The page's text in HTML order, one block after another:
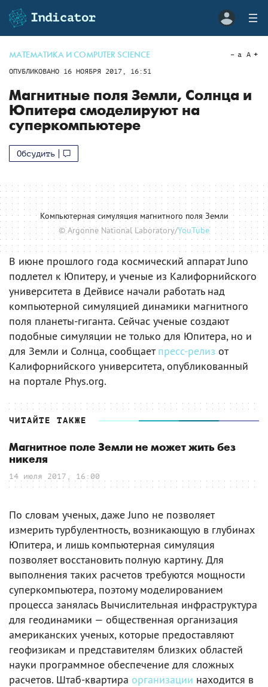
МАТЕМАТИКА И COMPUTER SCIENCE
ОПУБЛИКОВАНО 16 НОЯБРЯ 2017, 16:51
a A
Магнитные поля Земли, Солнца и
Юпитера смоделируют на
суперкомпьютере
Обсудить
Компьютерная симуляция магнитного поля Земли
© Argonne National Laboratory/YouTube
В июне прошлого года космический аппарат Juno
подлетел к Юпитеру, и ученые из Калифорнийского
университета в Дейвисе начали работать над
компьютерной симуляцией динамики магнитного
поля планеты-гиганта. Сейчас ученые создают
подобные симуляции не только для Юпитера, но и
для Земли и Солнца, сообщаетпресс-релиз от
Калифорнийского университета, опубликованный
на портале Phys.org.
ЧИТАЙТЕ ТАКЖЕ
Магнитное поле Земли не может жить без
никеля
14 июля 2017, 16:00
По словам ученых, даже Juno не позволяет
измерить турбулентность, возникающую в глубинах
Юпитера, и лишь компьютерная симуляция
позволяет восстановить полную картину. Для
выполнения таких расчетов требуются мощности
суперкомпьютера, поэтому моделированием
процесса занялась Вычислительная инфраструктура
для геодинамики — общественная организация
американских ученых, которые предоставляют
геофизикам и представителям близких областей
науки программное обеспечение для сложных
расчетов. Штаб-квартира организации находится в